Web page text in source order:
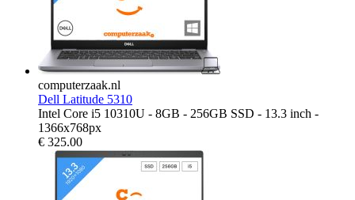
computerzaak.nl
Dell Latitude 5310
Intel Core i5 10310U - 8GB - 256GB SSD - 13.3 inch -
1366x768px
€ 325.00